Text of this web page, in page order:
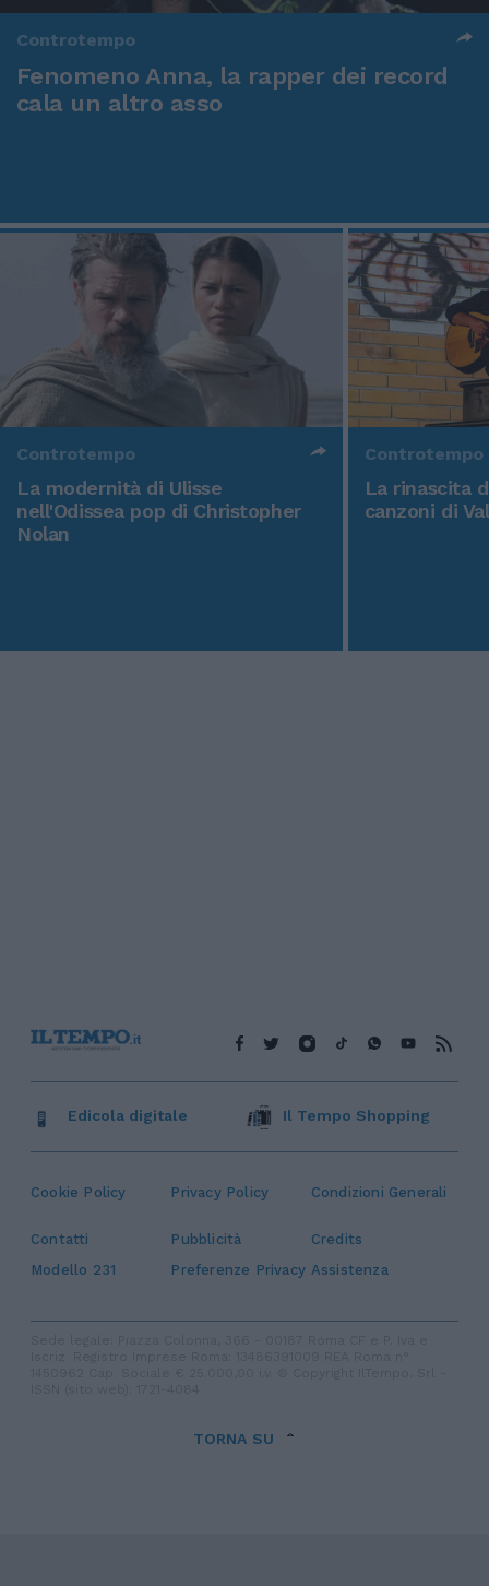
Controtempo
Fenomeno Anna, la rapper dei record
cala un altro asso
Controtempo
La modernità di Ulisse
nell'Odissea pop di Christopher
Nolan
Controtempo
La rinascita
canzoni di
Cookie Policy Privacy Policy Condizioni Generali
Contatti Pubblicità
Credits
Modello 231
Preferenze Privacy Assistenza
Edicola digitale Il Tempo Shopping
TORNA SU